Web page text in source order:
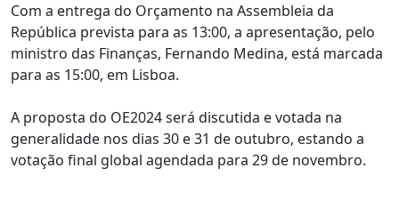
Com a entrega do Orçamento na Assembleia da
República prevista para as 13:00, a apresentação, pelo
ministro das Finanças, Fernando Medina, está marcada
para as 15:00, em Lisboa.
A proposta do OE2024 será discutida e votada na
generalidade nos dias 30 e 31 de outubro, estando a
votação final global agendada para 29 de novembro.